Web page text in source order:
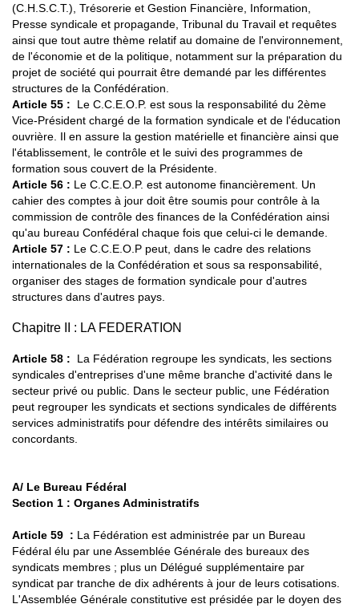
(C.H.S.C.T.), Trésorerie et Gestion Financière, Information,
Presse syndicale et propagande, Tribunal du Travail et requêtes
ainsi que tout autre thème relatif au domaine de l'environnement,
de l'économie et de la politique, notamment sur la préparation du
projet de société qui pourrait être demandé par les différentes
structures de la Confédération.
Article 55 : Le C.C.E.O.P. est sous la responsabilité du 2ème
Vice-Président chargé de la formation syndicale et de l'éducation
ouvrière. Il en assure la gestion matérielle et financière ainsi que
l'établissement, le contrôle et le suivi des programmes de
formation sous couvert de la Présidente.
Article 56 : Le C.C.E.O.P. est autonome financièrement. Un
cahier des comptes à jour doit être soumis pour contrôle à la
commission de contrôle des finances de la Confédération ainsi
qu'au bureau Confédéral chaque fois que celui-ci le demande.
Article 57 : Le C.C.E.O.P peut, dans le cadre des relations
internationales de la Confédération et sous sa responsabilité,
organiser des stages de formation syndicale pour d'autres
structures dans d'autres pays.
Chapitre II : LA FEDERATION
Article 58 : La Fédération regroupe les syndicats, les sections
syndicales d'entreprises d'une même branche d'activité dans le
secteur privé ou public. Dans le secteur public, une Fédération
peut regrouper les syndicats et sections syndicales de différents
services administratifs pour défendre des intérêts similaires ou
concordants.
A/ Le Bureau Fédéral
Section 1 : Organes Administratifs
Article 59 : La Fédération est administrée par un Bureau
Fédéral élu par une Assemblée Générale des bureaux des
syndicats membres ; plus un Délégué supplémentaire par
syndicat par tranche de dix adhérents à jour de leurs cotisations.
L'Assemblée Générale constitutive est présidée par le doyen des